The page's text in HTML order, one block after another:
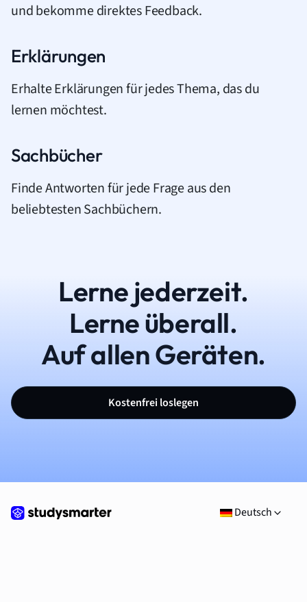
und bekomme direktes Feedback.
Erklärungen
Erhalte Erklärungen für jedes Thema, das du
lernen möchtest.
Sachbücher
Finde Antworten für jede Frage aus den
beliebtesten Sachbüchern.
Lerne jederzeit.
Lerne überall.
Auf allen Geräten.
Kostenfrei loslegen
Deutsch